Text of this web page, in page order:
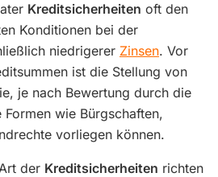
Kreditsicherheiten oft den
Konditionen bei der
niedrigerer Zinsen. Vor
ist die Stellung von
je nach Bewertung durch die
wie Bürgschaften,
vorliegen können.
der Kreditsicherheiten richten